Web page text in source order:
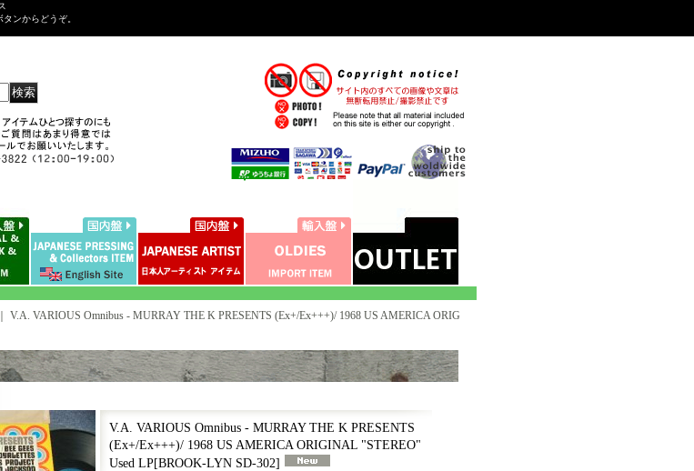
ンからどうぞ。
V.A. VARIOUS Omnibus - MURRAY THE K PRESENTS (Ex+/Ex+++)/ 1968 US AMERICA ORIG
V.A. VARIOUS Omnibus - MURRAY THE K PRESENTS
(Ex+/Ex+++)/ 1968 US AMERICA ORIGINAL "STEREO"
Used LP[BROOK-LYN SD-302]